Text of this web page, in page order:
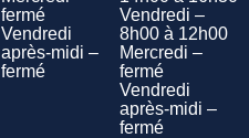
fermé
Vendredi
après-midi –
fermé
Vendredi –
8h00 à 12h00
Mercredi –
fermé
Vendredi
après-midi –
fermé